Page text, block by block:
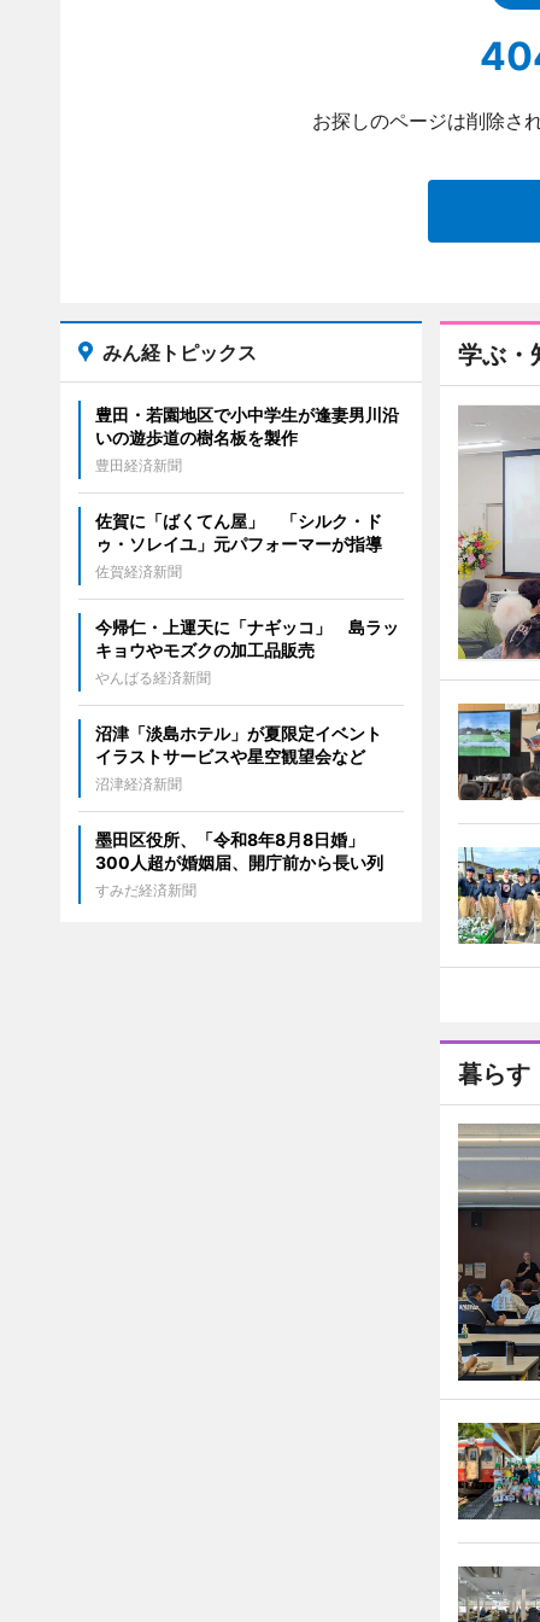
お探しのページは削除さ
学ぶ・
暮らす
みん経トピックス
豊田・若園地区で小中学生が逢妻男川沿
いの遊歩道の樹名板を製作
豊田経済新聞
佐賀に「ばくてん屋」 「シルク・ド
ゥ・ソレイユ」元パフォーマーが指導
佐賀経済新聞
今帰仁・上運天に「ナギッコ」 島ラッ
キョウやモズクの加工品販売
やんばる経済新聞
沼津「淡島ホテル」が夏限定イベント
イラストサービスや星空観望会など
沼津経済新聞
墨田区役所、「令和8年8月8日婚」
300人超が婚姻届、開庁前から長い列
すみだ経済新聞